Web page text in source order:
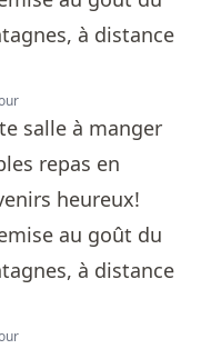
salle à manger
repas en
heureux!